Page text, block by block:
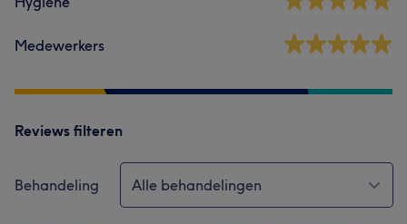
Medewerkers
Reviews filteren
Behandeling Alle behandelingen